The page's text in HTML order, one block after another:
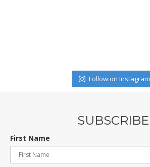
Follow on Instagram
SUBSCRIBE
First Name